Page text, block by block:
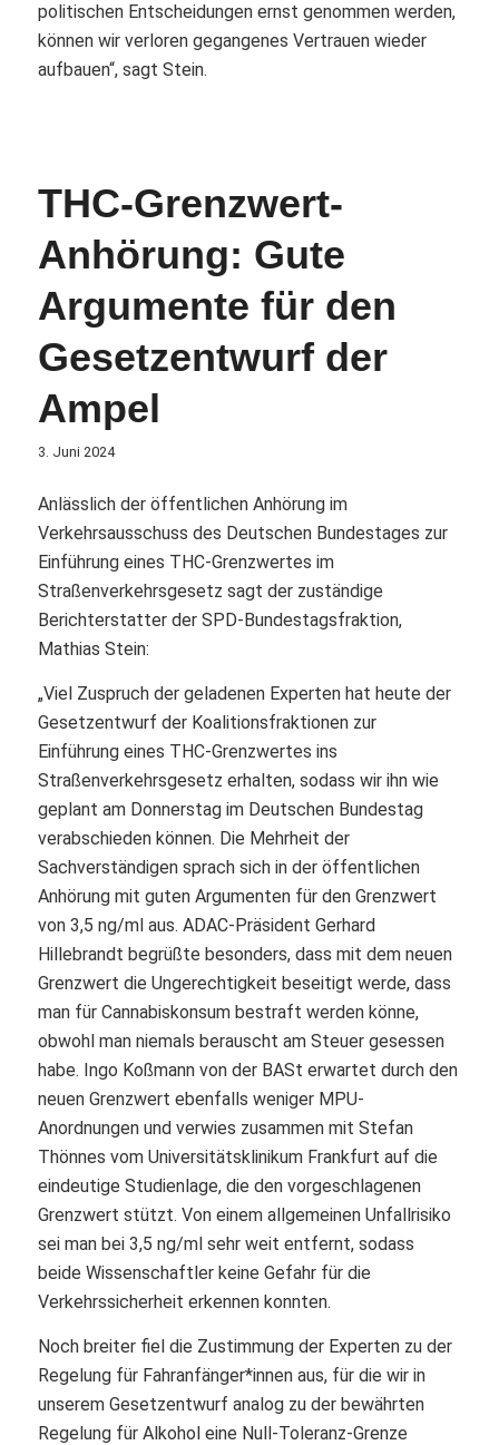
politischen Entscheidungen ernst genommen werden,
können wir verloren gegangenes Vertrauen wieder
aufbauen“, sagt Stein.
THC-Grenzwert-
Anhörung: Gute
Argumente für den
Gesetzentwurf der
Ampel
3. Juni 2024
Anlässlich der öffentlichen Anhörung im
Verkehrsausschuss des Deutschen Bundestages zur
Einführung eines THC-Grenzwertes im
Straßenverkehrsgesetz sagt der zuständige
Berichterstatter der SPD-Bundestagsfraktion,
Mathias Stein:
„Viel Zuspruch der geladenen Experten hat heute der
Gesetzentwurf der Koalitionsfraktionen zur
Einführung eines THC-Grenzwertes ins
Straßenverkehrsgesetz erhalten, sodass wir ihn wie
geplant am Donnerstag im Deutschen Bundestag
verabschieden können. Die Mehrheit der
Sachverständigen sprach sich in der öffentlichen
Anhörung mit guten Argumenten für den Grenzwert
von 3,5 ng/ml aus. ADAC-Präsident Gerhard
Hillebrandt begrüßte besonders, dass mit dem neuen
Grenzwert die Ungerechtigkeit beseitigt werde, dass
man für Cannabiskonsum bestraft werden könne,
obwohl man niemals berauscht am Steuer gesessen
habe. Ingo Koßmann von der BASt erwartet durch den
neuen Grenzwert ebenfalls weniger MPU-
Anordnungen und verwies zusammen mit Stefan
Thönnes vom Universitätsklinikum Frankfurt auf die
eindeutige Studienlage, die den vorgeschlagenen
Grenzwert stützt. Von einem allgemeinen Unfallrisiko
sei man bei 3,5 ng/ml sehr weit entfernt, sodass
beide Wissenschaftler keine Gefahr für die
Verkehrssicherheit erkennen konnten.
Noch breiter fiel die Zustimmung der Experten zu der
Regelung für Fahranfänger*innen aus, für die wir in
unserem Gesetzentwurf analog zu der bewährten
Regelung für Alkohol eine Null-Toleranz-Grenze